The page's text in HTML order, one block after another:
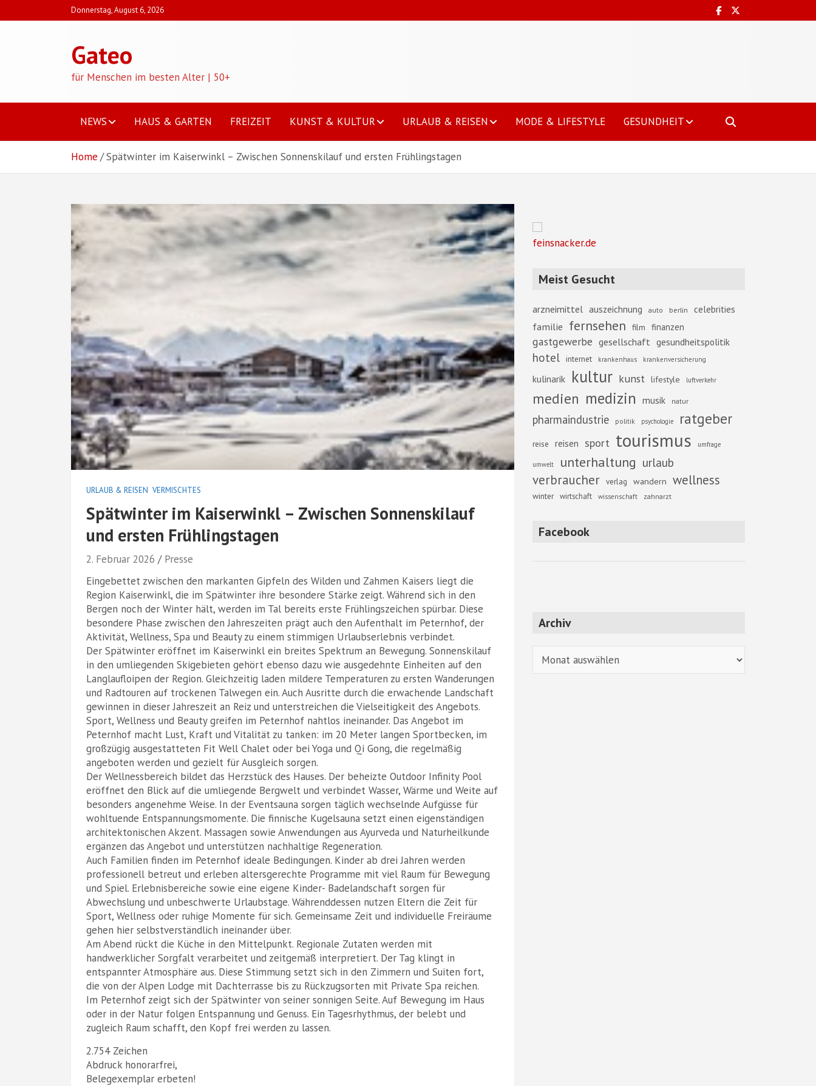
to
Donnerstag, August 6, 2026
Gateo
für Menschen im besten Alter | 50+
NEWS HAUS & GARTEN FREIZEIT KUNST & KULTUR URLAUB & REISEN MODE & LIFESTYLE GESUNDHEIT
Home Spätwinter im Kaiserwinkl – Zwischen Sonnenskilauf und ersten Frühlingstagen
URLAUB & REISEN VERMISCHTES
Spätwinter im Kaiserwinkl – Zwischen Sonnenskilauf
und ersten Frühlingstagen
2. Februar 2026
Presse
Eingebettet zwischen den markanten Gipfeln des Wilden und Zahmen Kaisers liegt die
Region Kaiserwinkl, die im Spätwinter ihre besondere Stärke zeigt. Während sich in den
Bergen noch der Winter hält, werden im Tal bereits erste Frühlingszeichen spürbar. Diese
besondere Phase zwischen den Jahreszeiten prägt auch den Aufenthalt im Peternhof, der
Aktivität, Wellness, Spa und Beauty zu einem stimmigen Urlaubserlebnis verbindet.
Der Spätwinter eröffnet im Kaiserwinkl ein breites Spektrum an Bewegung. Sonnenskilauf
in den umliegenden Skigebieten gehört ebenso dazu wie ausgedehnte Einheiten auf den
Langlaufloipen der Region. Gleichzeitig laden mildere Temperaturen zu ersten Wanderungen
und Radtouren auf trockenen Talwegen ein. Auch Ausritte durch die erwachende Landschaft
gewinnen in dieser Jahreszeit an Reiz und unterstreichen die Vielseitigkeit des Angebots.
Sport, Wellness und Beauty greifen im Peternhof nahtlos ineinander. Das Angebot im
Peternhof macht Lust, Kraft und Vitalität zu tanken: im 20 Meter langen Sportbecken, im
großzügig ausgestatteten Fit Well Chalet oder bei Yoga und Qi Gong, die regelmäßig
angeboten werden und gezielt für Ausgleich sorgen.
Der Wellnessbereich bildet das Herzstück des Hauses. Der beheizte Outdoor Infinity Pool
eröffnet den Blick auf die umliegende Bergwelt und verbindet Wasser, Wärme und Weite auf
besonders angenehme Weise. In der Eventsauna sorgen täglich wechselnde Aufgüsse für
wohltuende Entspannungsmomente. Die finnische Kugelsauna setzt einen eigenständigen
architektonischen Akzent. Massagen sowie Anwendungen aus Ayurveda und Naturheilkunde
ergänzen das Angebot und unterstützen nachhaltige Regeneration.
Auch Familien finden im Peternhof ideale Bedingungen. Kinder ab drei Jahren werden
professionell betreut und erleben altersgerechte Programme mit viel Raum für Bewegung
und Spiel. Erlebnisbereiche sowie eine eigene Kinder- Badelandschaft sorgen für
Abwechslung und unbeschwerte Urlaubstage. Währenddessen nutzen Eltern die Zeit für
Sport, Wellness oder ruhige Momente für sich. Gemeinsame Zeit und individuelle Freiräume
gehen hier selbstverständlich ineinander über.
Am Abend rückt die Küche in den Mittelpunkt. Regionale Zutaten werden mit
handwerklicher Sorgfalt verarbeitet und zeitgemäß interpretiert. Der Tag klingt in
entspannter Atmosphäre aus. Diese Stimmung setzt sich in den Zimmern und Suiten fort,
die von der Alpen Lodge mit Dachterrasse bis zu Rückzugsorten mit Private Spa reichen.
Im Peternhof zeigt sich der Spätwinter von seiner sonnigen Seite. Auf Bewegung im Haus
oder in der Natur folgen Entspannung und Genuss. Ein Tagesrhythmus, der belebt und
zugleich Raum schafft, den Kopf frei werden zu lassen.
2.754 Zeichen
Abdruck honorarfrei,
Belegexemplar erbeten!
feinsnacker.de
Meist Gesucht
arzneimittel auszeichnung auto berlin celebrities
familie fernsehen film finanzen
gastgewerbe gesellschaft gesundheitspolitik
hotel internet krankenhaus krankenversicherung
kulinarik kultur kunst lifestyle luftverkehr
medien medizin musik natur
pharmaindustrie politik psychologie ratgeber
reise reisen sport tourismus umfrage
umwelt unterhaltung urlaub
verbraucher verlag wandern wellness
winter wirtschaft wissenschaft zahnarzt
Facebook
Archiv